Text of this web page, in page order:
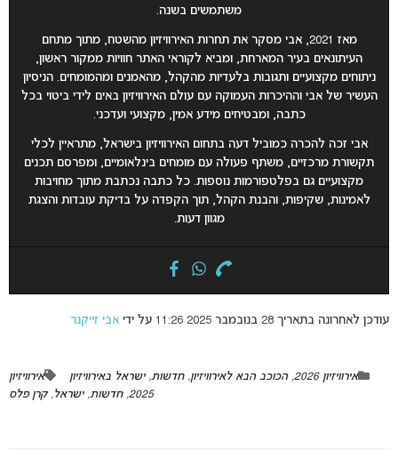
משתמשים בשנה.
מאז 2021, אבי מסקר את תחרות האירוויזיון מהשטח, מתוך מתחם
העיתונאים בעיר המארחת, ומביא לקוראי האתר חוויות ממקור ראשון,
ניתוחים מקצועיים ותגובות בלעדיות מהקהל, מהאמנים ומהמומחים. הניסיון
העשיר של אבי וההיכרות העמוקה עם עולם האירוויזיון באים לידי ביטוי בכל
כתבה, ומבטיחים מידע אמין, מקצועי ועדכני.
אבי זכה להכרה כמוביל דעה בתחום האירוויזיון בישראל, מתראיין לכלי
תקשורת מרכזיים, משתף פעולה עם מומחים בינלאומיים, ומפרסם תכנים
מקצועיים גם בפלטפורמות נוספות. כל כתבה נכתבת מתוך מחויבות
לאמינות, שקיפות, והבנת הקהל, תוך הקפדה על בדיקת עובדות והצגת
מגוון דעות.
עודכן לאחרונה בתאריך 28 בנובמבר 2025 11:26 על ידי אבי זייקנר
אירוויזיון 2026 ,הכוכב הבא לאירוויזיון,חדשות,ישראל באירוויזיון
אירוויזיון
2025
,חדשות,ישראל,קרן פלס